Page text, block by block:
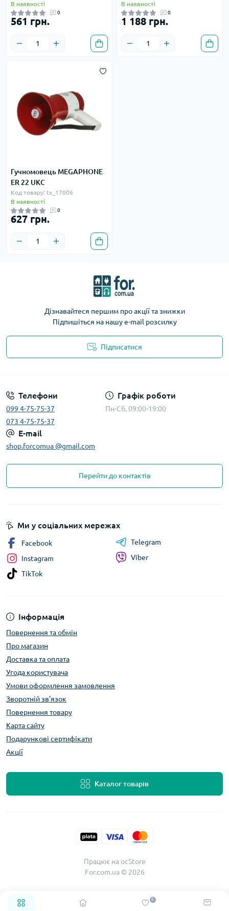
0
В наявності
0
561 грн.
В наявності
0
1 188 грн.
Гучномовець MEGAPHONE
ER 22 UKC
Код товару: tx_17006
В наявності
0
627 грн.
Дізнавайтеся першим про акції та знижки
Підпишіться на нашу e-mail розсилку
Підписатися
Телефони
099 4-75-75-37
073 4-75-75-37
Графік роботи
Пн-Сб, 09:00-19:00
E-mail
shop.forcomua @gmail.com
Перейти до контактів
Інформація
Повернення та обмін
Про магазин
Доставка та оплата
Угода користувача
Умови оформлення замовлення
Зворотній зв’язок
Повернення товару
Карта сайту
Подарункові сертифікати
Акції
Каталог товарів
Ми у соціальних мережах
Facebook
Instagram
TikTok
Telegram
Viber
Працює наocStore
For.com.ua © 2026